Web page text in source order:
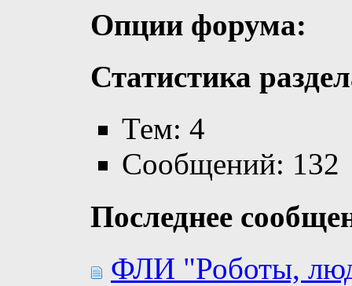
Опции форума:
Статистика
Тем: 4
Сообщений: 132
Последнее
ФЛИ "Роботы,